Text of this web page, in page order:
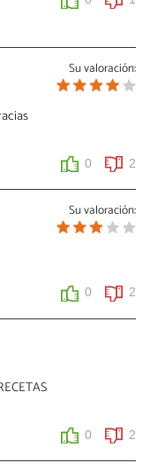
fuego suave y que se
se termina de cuajar.
lento, el minimo. Y
0 0
Su valoración:
0 2
Su valoración:
0 2
0 2